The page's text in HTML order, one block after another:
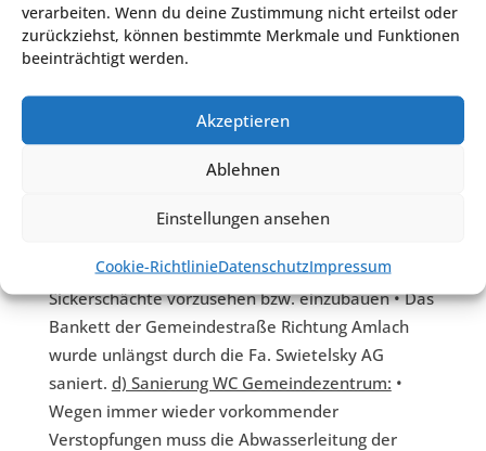
verarbeiten. Wenn du deine Zustimmung nicht erteilst oder
zurückziehst, können bestimmte Merkmale und Funktionen
beeinträchtigt werden.
Akzeptieren
Ablehnen
Einstellungen ansehen
Cookie-RichtlinieDatenschutzImpressum
Erhaltung des alten Baucharakters (Steinmauer,
Holzzangen-Decke ) • Südlicher Raum wird
elektrifiziert, Boden bleibt im Raum • Nördliche
Räume: Sanierung Unterbau und Einbau
Betonboden • Sanierung Vordach • Priorität hat
die Sanierung des Hauptdaches. (
über aktuelle Straßenbauvorhaben im Bereich
Erforderlichenfalls sind Wasserabläufe und
Sickerschächte vorzusehen bzw. einzubauen • Das
Bankett der Gemeindestraße Richtung Amlach
wurde unlängst durch die Fa. Swietelsky AG
saniert. d) Sanierung WC Gemeindezentrum: •
Wegen immer wieder vorkommender
Verstopfungen muss die Abwasserleitung der